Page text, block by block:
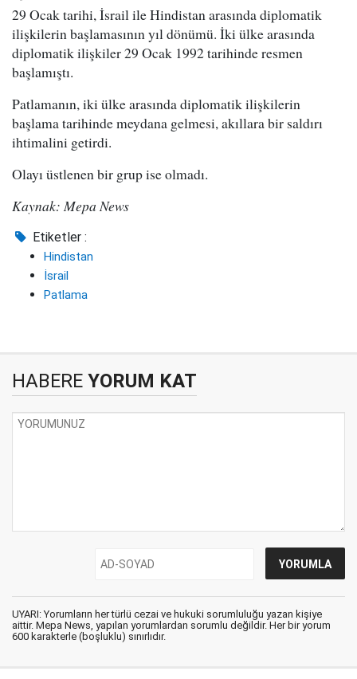
29 Ocak tarihi, İsrail ile Hindistan arasında diplomatik
ilişkilerin başlamasının yıl dönümü. İki ülke arasında
diplomatik ilişkiler 29 Ocak 1992 tarihinde resmen
başlamıştı.
Patlamanın, iki ülke arasında diplomatik ilişkilerin
başlama tarihinde meydana gelmesi, akıllara bir saldırı
ihtimalini getirdi.
Olayı üstlenen bir grup ise olmadı.
Kaynak: Mepa News
Etiketler :
Hindistan
İsrail
Patlama
HABERE YORUM KAT
UYARI: Yorumların her türlü cezai ve hukuki sorumluluğu yazan kişiye
aittir. Mepa News, yapılan yorumlardan sorumlu değildir. Her bir yorum
600 karakterle (boşluklu) sınırlıdır.